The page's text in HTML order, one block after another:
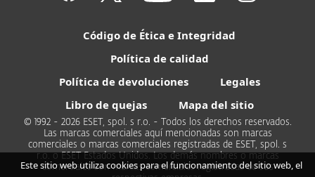
Código de Ética e Integridad
Política de calidad
Política de devoluciones
Legales
Libro de quejas
Mapa del sitio
© 1992 - 2026 ESET, spol. s r.o. - Todos los derechos reservados.
Las marcas comerciales aquí mencionadas son marcas
comerciales o marcas comerciales registradas de ESET, spol. s
r.o. o ESET Estados Unidos. Los demás nombres o marcas
comerciales son marcas comerciales registradas de sus
Este sitio web utiliza cookies para el funcionamiento del sitio web, el